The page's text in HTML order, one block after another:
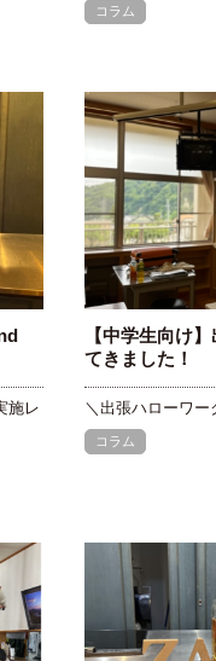
コラム
施レ
【中学生向け
てきました！
＼出張ハローワー
コラム